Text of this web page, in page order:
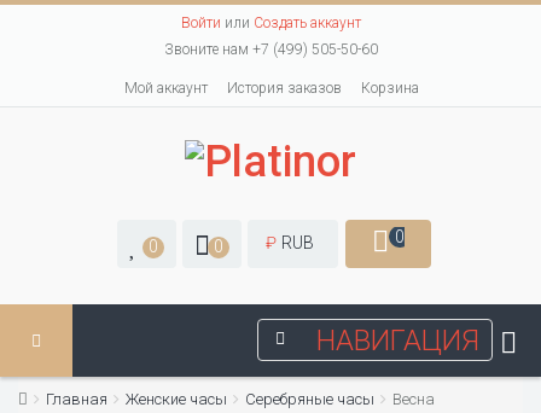
Войти или Создать аккаунт
Звоните нам +7 (499) 505-50-60
Мой аккаунт История заказов Корзина
0 0 ₽ RUB 0
НАВИГАЦИЯ
Главная Женские часы Серебряные часы Весна